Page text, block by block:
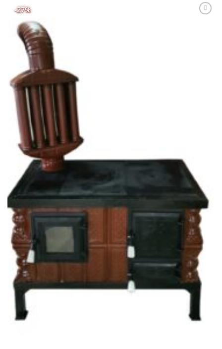
-27%
SOBE & ȘEMINEE TERACOTĂ
Soba teracota, Gospodarul, plita si cuptor sticla + kit montaj,
evacuare stanga, maro, 89 cm x 70 cm x 46 cm
3.140,00